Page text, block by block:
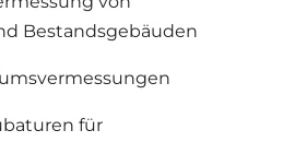
Bestandsgebäuden
für